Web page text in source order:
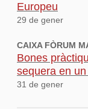
Europeu
29 de gener
CAIXA FÒRUM
Bones
sequera en
31 de gener